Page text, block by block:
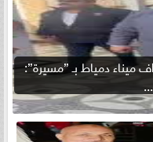
ميناء دمياط بـ ”مسيرة”: